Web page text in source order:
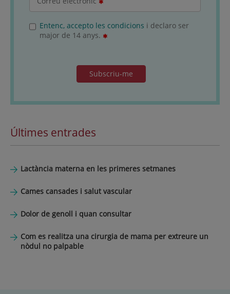
Entenc, accepto les condicions i declaro ser
major de 14 anys.
Subscriu-me
Últimes entrades
Lactància materna en les primeres setmanes
Cames cansades i salut vascular
Dolor de genoll i quan consultar
Com es realitza una cirurgia de mama per extreure un
nòdul no palpable